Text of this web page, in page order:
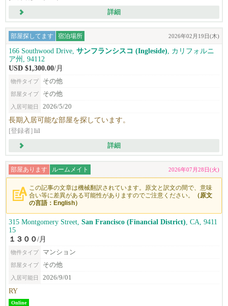
詳細
部屋探してます 宿泊場所 2026年02月19日(木)
166 Southwood Drive, サンフランシスコ (Ingleside) , カリフォルニ
ア州, 94112
USD $1,300.00/月
物件タイプ その他
部屋タイプ その他
入居可能日 2026/5/20
長期入居可能な部屋を探しています。
[登録者] lil
詳細
部屋あります ルームメイト 2026年07月28日(火)
この記事の文章は機械翻訳されています。原文と訳文の間で、意味
合い等に差異がある可能性がありますのでご注意ください。
（原文
の言語：English）
315 Montgomery Street, San Francisco (Financial District) , CA, 9411
15
１３００/月
物件タイプ マンション
部屋タイプ その他
入居可能日 2026/9/01
RY
Online